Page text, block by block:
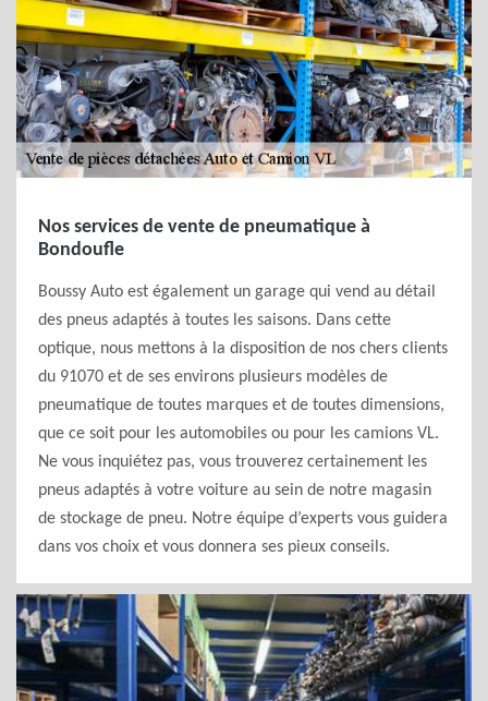
Nos services de vente de pneumatique à
Bondoufle
Boussy Auto est également un garage qui vend au détail
des pneus adaptés à toutes les saisons. Dans cette
optique, nous mettons à la disposition de nos chers clients
du 91070 et de ses environs plusieurs modèles de
pneumatique de toutes marques et de toutes dimensions,
que ce soit pour les automobiles ou pour les camions VL.
Ne vous inquiétez pas, vous trouverez certainement les
pneus adaptés à votre voiture au sein de notre magasin
de stockage de pneu. Notre équipe d’experts vous guidera
dans vos choix et vous donnera ses pieux conseils.